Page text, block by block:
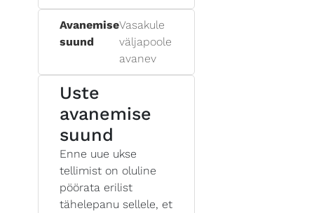
Avanemise
suund
Vasakule
väljapoole
avanev
Uste
avanemise
suund
Enne uue ukse
tellimist on oluline
pöörata erilist
tähelepanu sellele, et